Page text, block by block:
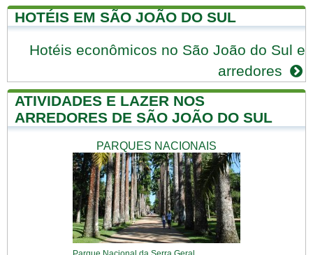
HOTÉIS EM SÃO JOÃO DO SUL
Hotéis econômicos no São João do Sul e
arredores
ATIVIDADES E LAZER NOS
ARREDORES DE SÃO JOÃO DO SUL
PARQUES NACIONAIS